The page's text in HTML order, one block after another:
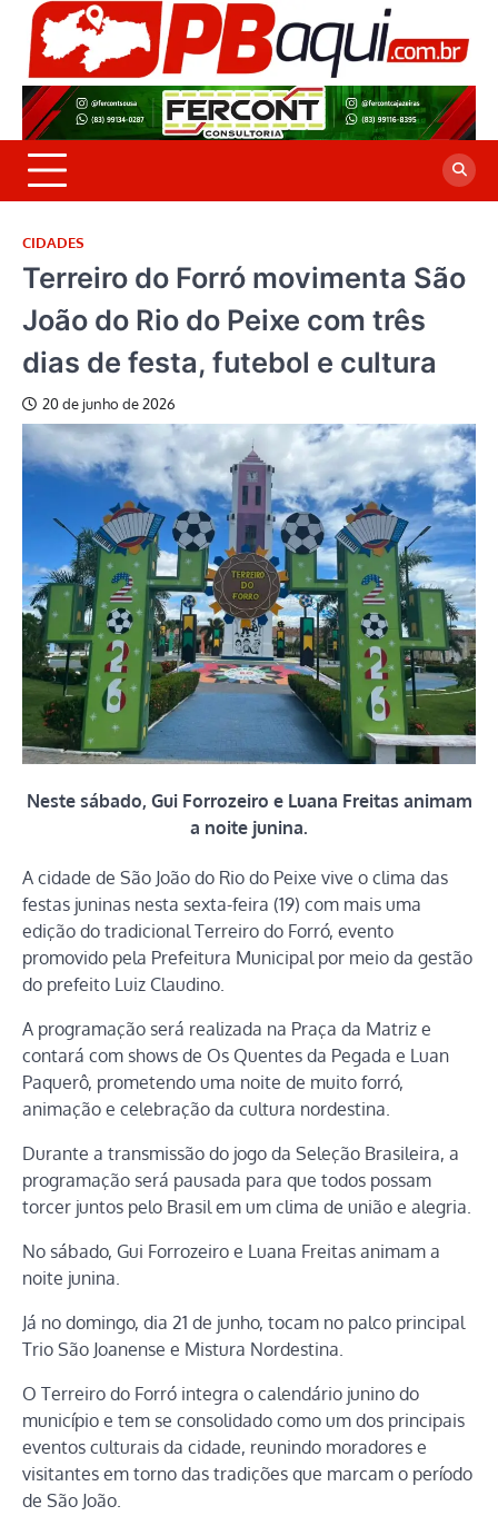
Skip
content
CIDADES
Terreiro do Forró movimenta São
João do Rio do Peixe com três
dias de festa, futebol e cultura
20 de junho de 2026
Neste sábado, Gui Forrozeiro e Luana Freitas animam
a noite junina.
A cidade de São João do Rio do Peixe vive o clima das
festas juninas nesta sexta-feira (19) com mais uma
edição do tradicional Terreiro do Forró, evento
promovido pela Prefeitura Municipal por meio da gestão
do prefeito Luiz Claudino.
A programação será realizada na Praça da Matriz e
contará com shows de Os Quentes da Pegada e Luan
Paquerô, prometendo uma noite de muito forró,
animação e celebração da cultura nordestina.
Durante a transmissão do jogo da Seleção Brasileira, a
programação será pausada para que todos possam
torcer juntos pelo Brasil em um clima de união e alegria.
No sábado, Gui Forrozeiro e Luana Freitas animam a
noite junina.
Já no domingo, dia 21 de junho, tocam no palco principal
Trio São Joanense e Mistura Nordestina.
O Terreiro do Forró integra o calendário junino do
município e tem se consolidado como um dos principais
eventos culturais da cidade, reunindo moradores e
visitantes em torno das tradições que marcam o período
de São João.